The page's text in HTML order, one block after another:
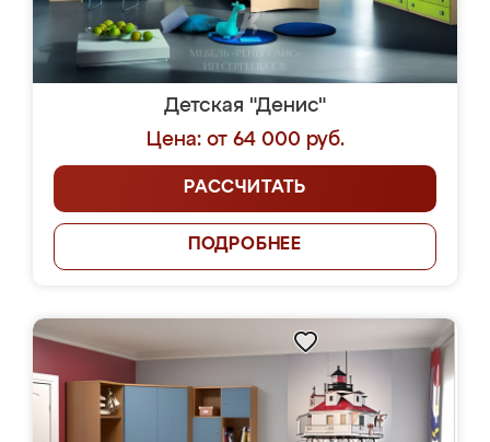
Детская "Денис"
Цена: от 64 000 руб.
РАССЧИТАТЬ
ПОДРОБНЕЕ